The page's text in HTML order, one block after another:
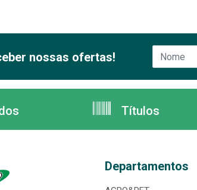
nossas ofertas!
Títulos
Departamentos